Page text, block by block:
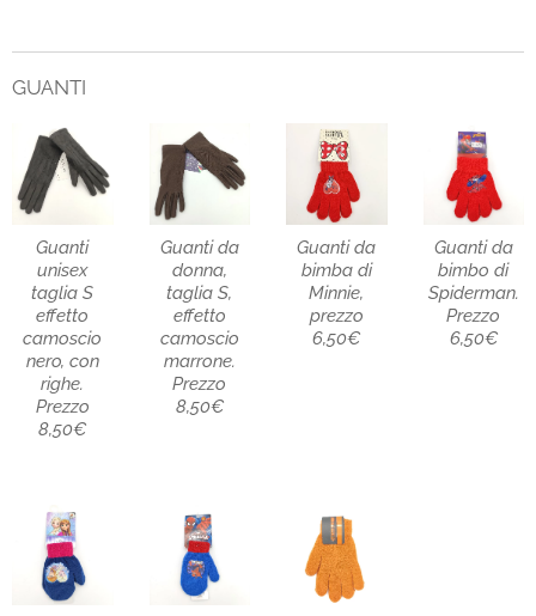
GUANTI
Guanti
unisex
taglia S
effetto
camoscio
nero, con
righe.
Prezzo
8,50€
Guanti da
donna,
taglia S,
effetto
camoscio
marrone.
Prezzo
8,50€
Guanti da
bimba di
Minnie,
prezzo
6,50€
Guanti da
bimbo di
Spiderman.
Prezzo
6,50€